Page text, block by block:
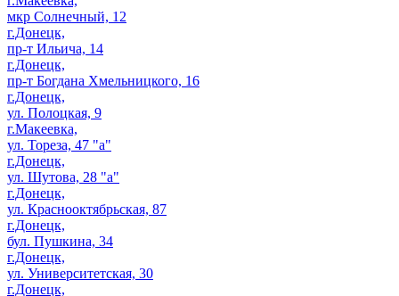
мкр Солнечный, 12
г.Донецк,
пр-т Ильича, 14
г.Донецк,
пр-т Богдана Хмельницкого, 16
г.Донецк,
ул. Полоцкая, 9
г.Макеевка,
ул. Тореза, 47 "а"
г.Донецк,
ул. Шутова, 28 "а"
г.Донецк,
ул. Краснооктябрьская, 87
г.Донецк,
бул. Пушкина, 34
г.Донецк,
ул. Университетская, 30
г.Донецк,